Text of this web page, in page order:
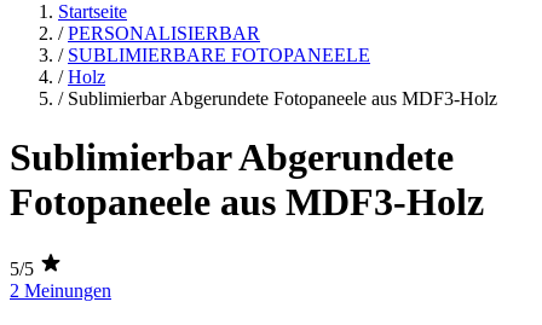
Startseite
/ PERSONALISIERBAR
/ SUBLIMIERBARE FOTOPANEELE
/ Holz
/ Sublimierbar Abgerundete Fotopaneele aus MDF3-Holz
Sublimierbar Abgerundete
Fotopaneele aus MDF3-Holz
5/5
2 Meinungen